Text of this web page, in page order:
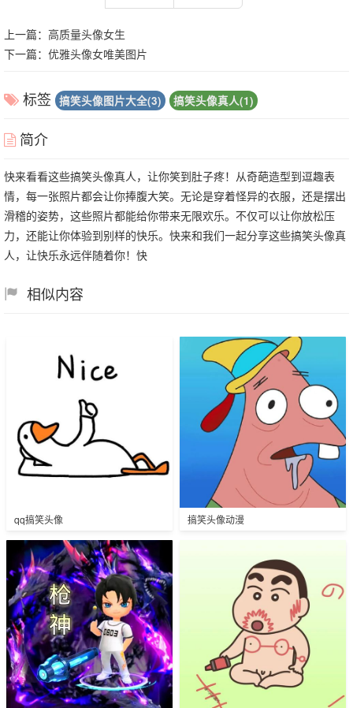
上一篇： 高质量头像女生
下一篇： 优雅头像女唯美图片
标签 搞笑头像图片大全(3) 搞笑头像真人(1)
简介
快来看看这些搞笑头像真人，让你笑到肚子疼！从奇葩造型到逗趣表
情，每一张照片都会让你捧腹大笑。无论是穿着怪异的衣服，还是摆出
滑稽的姿势，这些照片都能给你带来无限欢乐。不仅可以让你放松压
力，还能让你体验到别样的快乐。快来和我们一起分享这些搞笑头像真
人，让快乐永远伴随着你！快
相似内容
qq搞笑头像 搞笑头像动漫